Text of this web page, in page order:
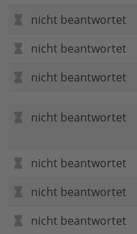
nicht beantwortet
nicht beantwortet
nicht beantwortet
nicht beantwortet
nicht beantwortet
nicht beantwortet
nicht beantwortet